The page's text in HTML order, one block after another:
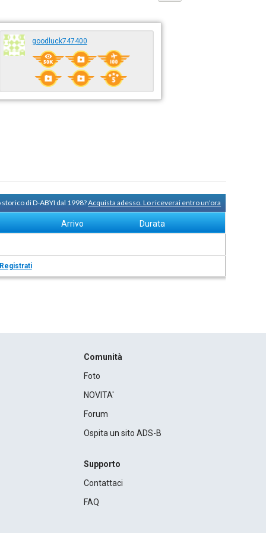
goodluck747400
di D-ABYI dal 1998?Acquista adesso. Lo riceverai entro un'ora
Arrivo Durata
Comunità
Foto
NOVITA'
Forum
Ospita un sito ADS-B
Supporto
Contattaci
FAQ